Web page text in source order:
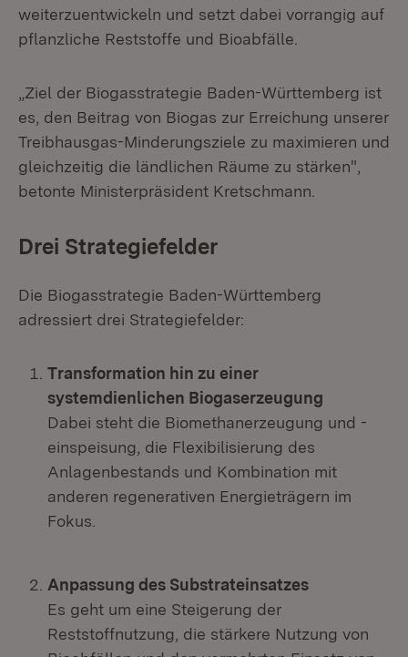
weiterzuentwickeln und setzt dabei vorrangig auf
pflanzliche Reststoffe und Bioabfälle.
„Ziel der Biogasstrategie Baden-Württemberg ist
es, den Beitrag von Biogas zur Erreichung unserer
Treibhausgas-Minderungsziele zu maximieren und
gleichzeitig die ländlichen Räume zu stärken",
betonte Ministerpräsident Kretschmann.
Drei Strategiefelder
Die Biogasstrategie Baden-Württemberg
adressiert drei Strategiefelder:
Transformation hin zu einer
systemdienlichen Biogaserzeugung
Dabei steht die Biomethanerzeugung und -
einspeisung, die Flexibilisierung des
Anlagenbestands und Kombination mit
anderen regenerativen Energieträgern im
Fokus.
Anpassung des Substrateinsatzes
Es geht um eine Steigerung der
Reststoffnutzung, die stärkere Nutzung von